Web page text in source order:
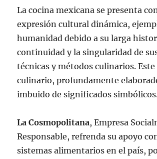
La cocina mexicana se presenta
expresión cultural dinámica,
humanidad debido a su larga
continuidad y la singularidad de
técnicas y métodos culinarios. Este
culinario, profundamente
imbuido de significados
La Cosmopolitana, Empresa
Responsable, refrenda su apoyo
sistemas alimentarios en el país,